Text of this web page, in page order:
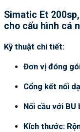
Simatic Et
cho cấu hình cá
Kỹ thuật chi tiết:
Đơn vị đóng
Cổng kết nối
Nối cầu với BU
Kích thước: